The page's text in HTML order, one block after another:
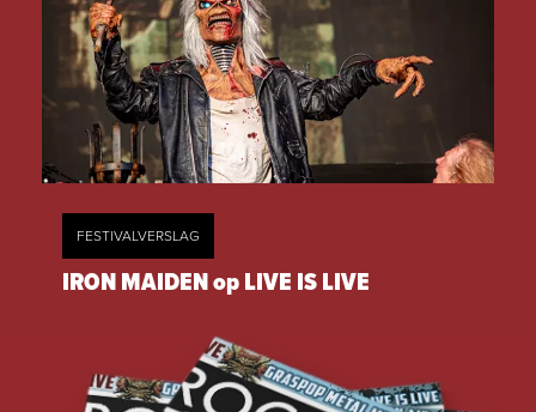
FESTIVALVERSLAG
IRON MAIDEN op LIVE IS LIVE